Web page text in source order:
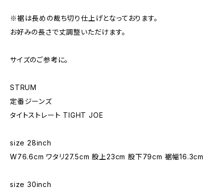
※裾は長めの裁ち切り仕上げとなっております。
お好みの長さで丈調整いただけます。
サイズのご参考に。
STRUM
定番ジーンズ
タイトストレート TIGHT JOE
size 28inch
W76.6cm ワタリ27.5cm 股上23cm 股下79cm 裾幅16.3cm
size 30inch